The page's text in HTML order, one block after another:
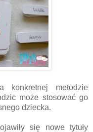
metodzie
może stosować go
dziecka.
się nowe tytuły